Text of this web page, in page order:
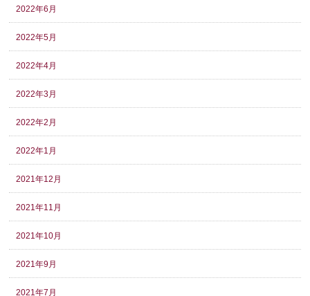
2022年6月
2022年5月
2022年4月
2022年3月
2022年2月
2022年1月
2021年12月
2021年11月
2021年10月
2021年9月
2021年7月